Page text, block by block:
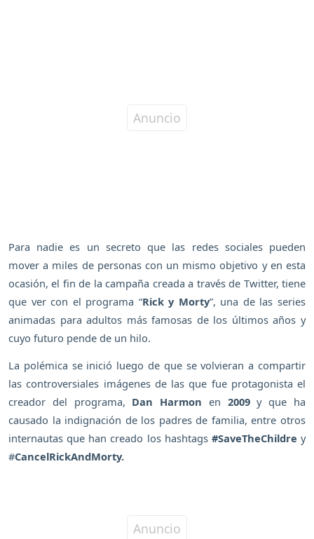
Para nadie es un secreto que las redes sociales pueden
mover a miles de personas con un mismo objetivo y en esta
ocasión, el fin de la campaña creada a través de Twitter, tiene
que ver con el programa “Rick y Morty”, una de las series
animadas para adultos más famosas de los últimos años y
cuyo futuro pende de un hilo.
La polémica se inició luego de que se volvieran a compartir
las controversiales imágenes de las que fue protagonista el
creador del programa, Dan Harmon en 2009y que ha
causado la indignación de los padres de familia, entre otros
internautas que han creado los hashtags #SaveTheChildre y
#CancelRickAndMorty.